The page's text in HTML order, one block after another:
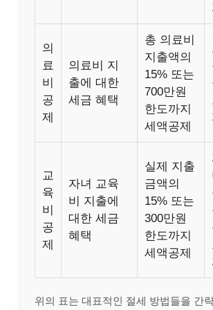
의
료
비
공
제
의료비 지
출에 대한
세금 혜택
총 의료비
지출액의
15% 또는
700만원
한도까지
세액공제
교
육
비
공
제
자녀 교육
비 지출에
대한 세금
혜택
실제 지출
금액의
15% 또는
300만원
한도까지
세액공제
위의 표는 대표적인 절세 방법들을 간